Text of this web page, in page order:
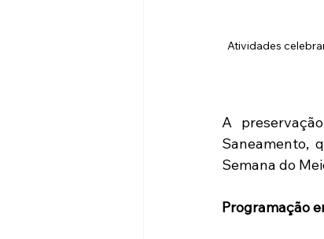
Atividades
A
Saneamento,
Semana do
Programação